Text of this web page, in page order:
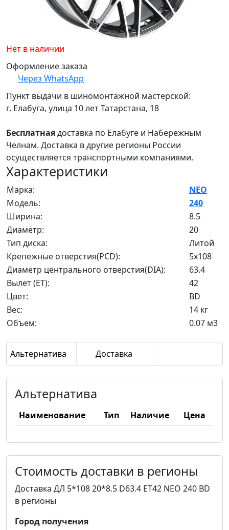
Нет в наличии
Оформление заказа
Через WhatsApp
Пункт выдачи в шиномонтажной мастерской:
г. Елабуга, улица 10 лет Татарстана, 18
Бесплатнаядоставка по Елабуге и Набережным
Челнам. Доставка в другие регионы России
осуществляется транспортными компаниями.
Характеристики
Марка:
NEO
Модель:
240
Ширина:
8.5
Диаметр:
20
Тип диска:
Литой
Крепежные отверстия(PCD):
5x108
Диаметр центрального отверстия(DIA):
63.4
Вылет (ET):
42
Цвет:
BD
Вес:
14 кг
Объем:
0.07 м3
Альтернатива Доставка
Альтернатива
Наименование Тип Наличие Цена
Стоимость доставки в регионы
Доставка ДЛ 5*108 20*8.5 D63.4 ET42 NEO 240 BD
в регионы
Город получения